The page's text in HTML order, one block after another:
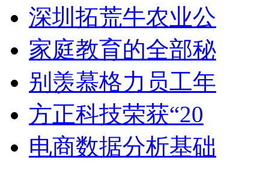
深圳拓荒牛农业公
家庭教育的全部秘
别羡慕格力员工年
方正科技荣获“20
电商数据分析基础